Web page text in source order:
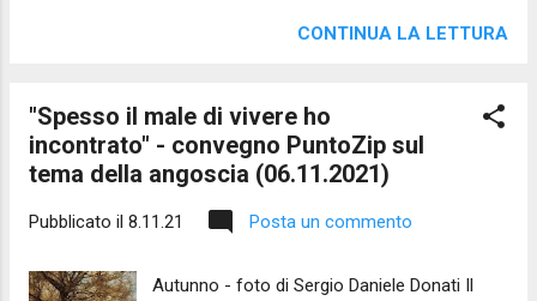
non sai che giorno dopo giorno mi spengo
Lenisce Lenisce, è vero, l'altrui sguardo sulle
nostre guerre - colavano da un cielo indaco
balsami inaspettati mentre liberavo dal
forte l'imperativo del taglio -. Non chiederti
che l'uomo nega a sé stesso e troppo
CONTINUA LA LETTURA
"Spesso il male di vivere ho
incontrato" - convegno PuntoZip sul
tema della angoscia (06.11.2021)
Pubblicato il 8.11.21 Posta un commento
Autunno - foto di Sergio Daniele Donati Il